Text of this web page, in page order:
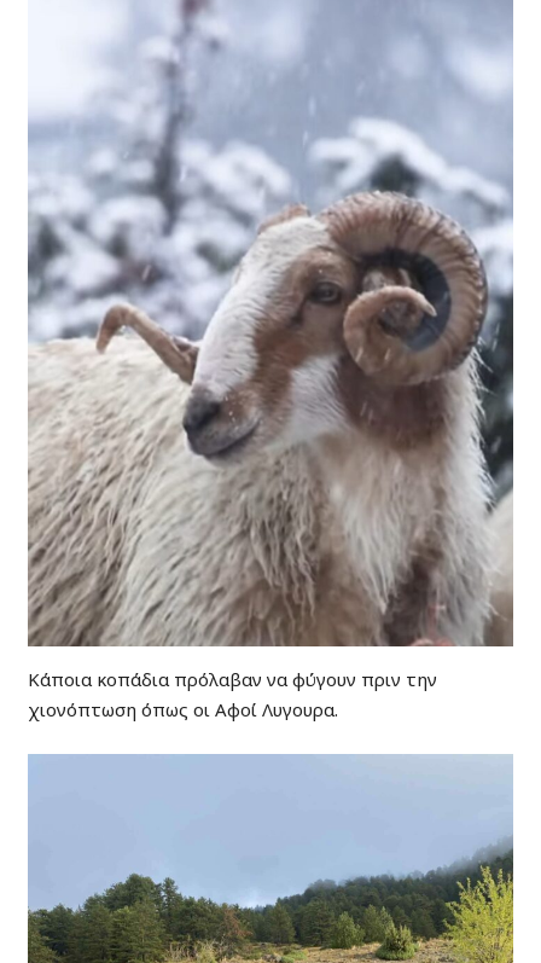
Κάποια κοπάδια πρόλαβαν να φύγουν πριν την
χιονόπτωση όπως οι Αφοί Λυγουρα.